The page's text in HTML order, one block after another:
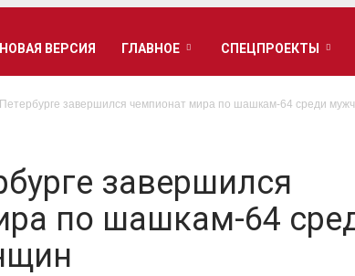
НОВАЯ ВЕРСИЯ ГЛАВНОЕ СПЕЦПРОЕКТЫ
завершился чемпионат мира по шашкам-64 среди
завершился
по шашкам-64